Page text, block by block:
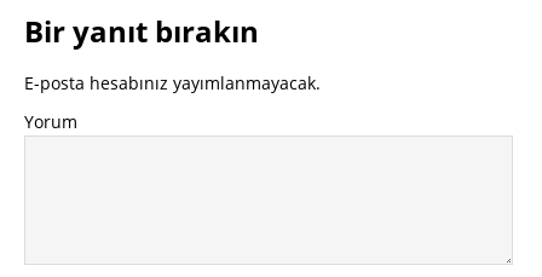
Bir yanıt bırakın
E-posta hesabınız yayımlanmayacak.
Yorum